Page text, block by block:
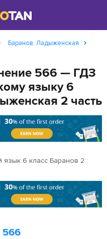
Баранов, Ладыженская
566 — ГДЗ
языку 6
2 часть